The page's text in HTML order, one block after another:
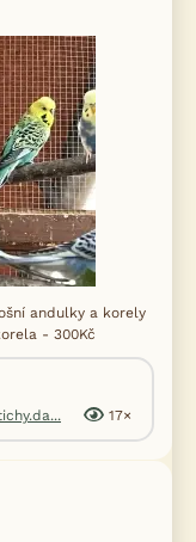
andulky a korely
- 300Kč
17×